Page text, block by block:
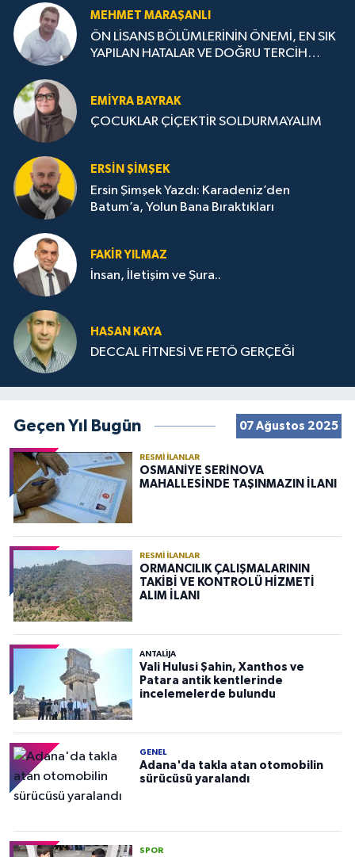
MEHMET MARAŞANLI
ÖN LİSANS BÖLÜMLERİNİN ÖNEMİ, EN SIK
YAPILAN HATALAR VE DOĞRU TERCİH
EMIYRA BAYRAK
ÇOCUKLAR ÇİÇEKTİR SOLDURMAYALIM
ERSIN ŞIMŞEK
Ersin Şimşek Yazdı: Karadeniz’den
Batum’a, Yolun Bana Bıraktıkları
FAKIR YILMAZ
İnsan, İletişim ve Şura..
HASAN KAYA
DECCAL FİTNESİ VE FETÖ GERÇEĞİ
Geçen Yıl Bugün 07 Ağustos 2025
RESMI İLANLAR
OSMANİYE SERİNOVA
MAHALLESİNDE TAŞINMAZIN İLANI
RESMI İLANLAR
ORMANCILIK ÇALIŞMALARININ
TAKİBİ VE KONTROLÜ HİZMETİ
ALIM İLANI
ANTALIJA
Vali Hulusi Şahin, Xanthos ve
Patara antik kentlerinde
incelemelerde bulundu
GENEL
Adana'da takla atan otomobilin
sürücüsü yaralandı
SPOR